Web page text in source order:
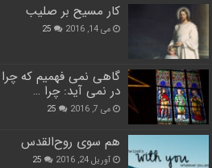
کار مسیح بر صلیب
می 14, 2016 25
گاهی نمی فهمیم که
در نمی آید: چرا …
می 7, 2016 25
هم سوی روح‌القدس
آوریل 24, 2016 25